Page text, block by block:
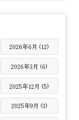
2026年6月 (12)
2026年3月 (6)
2025年12月 (5)
2025年9月 (3)